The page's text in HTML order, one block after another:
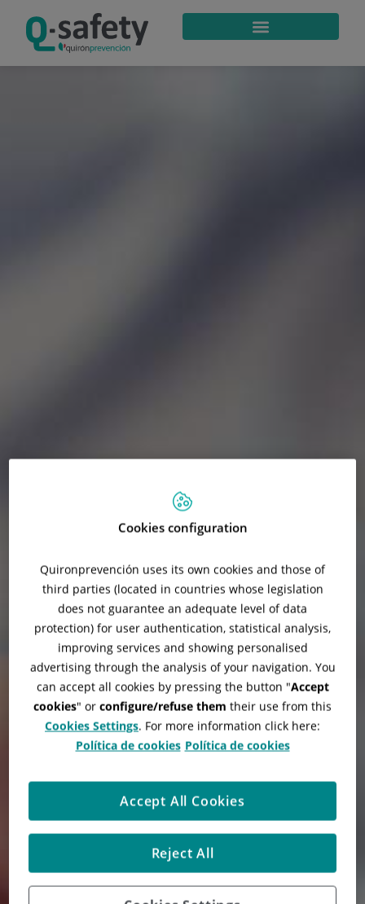
Cookies configuration
Quironprevención uses its own cookies and those of
third parties (located in countries whose legislation
does not guarantee an adequate level of data
protection) for user authentication, statistical analysis,
improving services and showing personalised
advertising through the analysis of your navigation. You
can accept all cookies by pressing the button "Accept
cookies" or configure/refuse them their use from this
Cookies Settings. For more information click here:
Política de cookies Política de cookies
Reject All
Accept All Cookies